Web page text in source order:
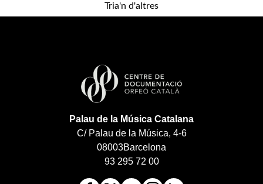
Tria'n d'altres
Palau de la Música Catalana
C/ Palau de la Música, 4-6
08003Barcelona
93 295 72 00